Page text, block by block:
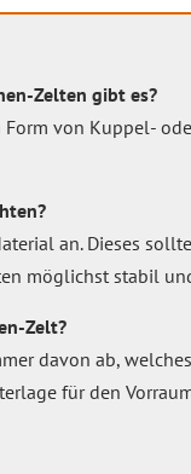
Zelten gibt es?
von Kuppel-
an. Dieses
möglichst stabil
Zelt?
davon ab,
für den